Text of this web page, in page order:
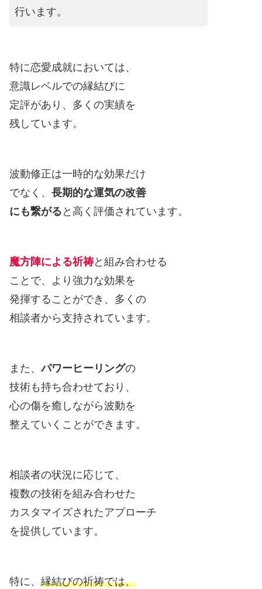
行います。
特に恋愛成就においては、
意識レベルでの縁結びに
定評があり、多くの実績を
残しています。
波動修正は一時的な効果だけ
でなく、 長期的な運気の改善
にも繋がる と高く評価されています。
魔方陣による祈祷と組み合わせる
ことで、より強力な効果を
発揮することができ、多くの
相談者から支持されています。
また、パワーヒーリングの
技術も持ち合わせており、
心の傷を癒しながら波動を
整えていくことができます。
相談者の状況に応じて、
複数の技術を組み合わせた
カスタマイズされたアプローチ
を提供しています。
特に、 縁結びの祈祷では、